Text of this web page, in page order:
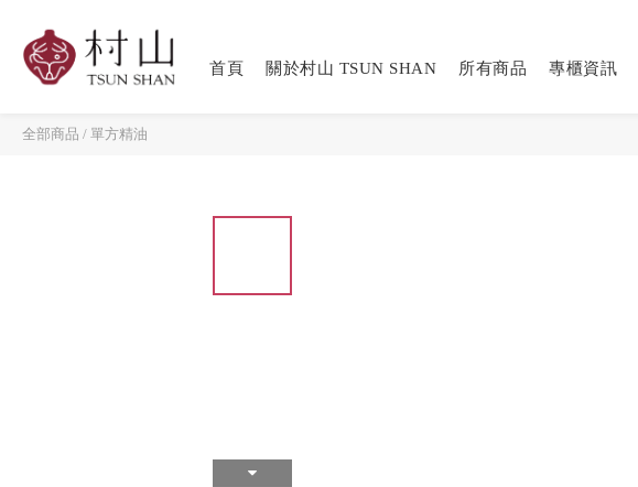
首頁 關於村山 TSUN SHAN 所有商品 專櫃資訊
全部商品 / 單方精油